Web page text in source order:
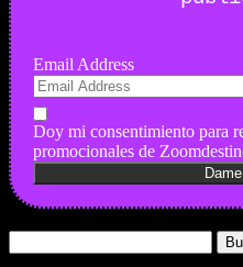
Email Address
Doy mi consentimiento para
promocionales de